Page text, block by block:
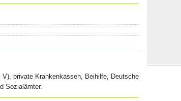
private Krankenkassen, Beihilfe, Deutsche
Sozialämter.